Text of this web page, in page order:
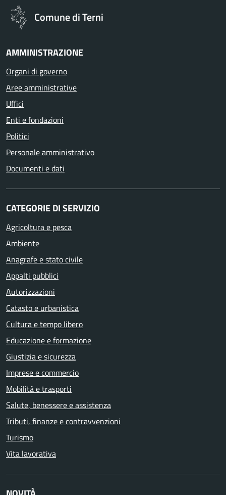
Comune di Terni
AMMINISTRAZIONE
Organi di governo
Aree amministrative
Uffici
Enti e fondazioni
Politici
Personale amministrativo
Documenti e dati
CATEGORIE DI SERVIZIO
Agricoltura e pesca
Ambiente
Anagrafe e stato civile
Appalti pubblici
Autorizzazioni
Catasto e urbanistica
Cultura e tempo libero
Educazione e formazione
Giustizia e sicurezza
Imprese e commercio
Mobilità e trasporti
Salute, benessere e assistenza
Tributi, finanze e contravvenzioni
Turismo
Vita lavorativa